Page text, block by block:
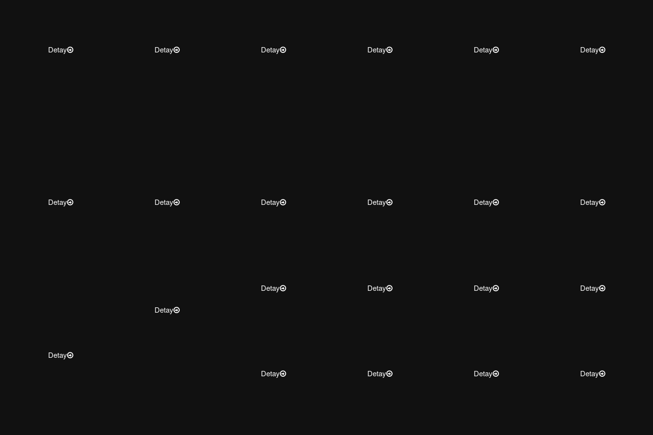
Detay Detay Detay Detay Detay Detay
Detay Detay Detay Detay Detay Detay
Detay
Detay
Detay Detay Detay Detay
Detay Detay Detay Detay